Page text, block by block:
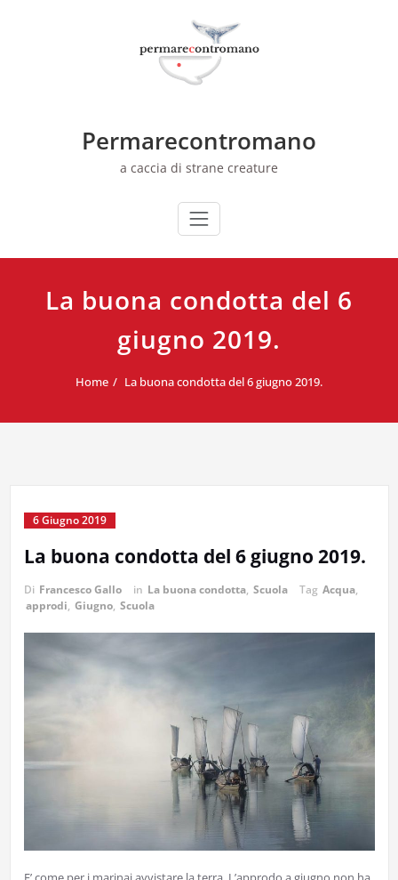
Permarecontromano
a caccia di strane creature
La buona condotta del 6
giugno 2019.
Home La buona condotta del 6 giugno 2019.
6 Giugno 2019
La buona condotta del 6 giugno 2019.
Di Francesco Gallo in La buona condotta, Scuola Tag Acqua,
approdi, Giugno, Scuola